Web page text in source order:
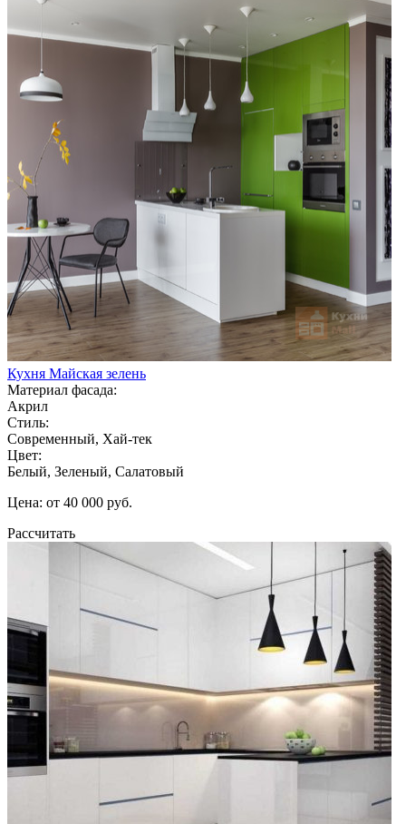
Кухня Майская зелень
Материал фасада:
Акрил
Стиль:
Современный, Хай-тек
Цвет:
Белый, Зеленый, Салатовый
Цена: от 40 000 руб.
Рассчитать